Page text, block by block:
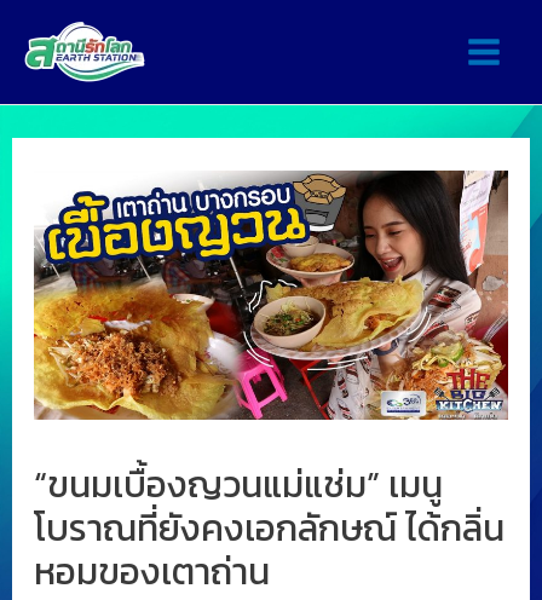
“ขนมเบื้องญวนแม่แช่ม” เมนู
โบราณที่ยังคงเอกลักษณ์ ได้กลิ่น
หอมของเตาถ่าน